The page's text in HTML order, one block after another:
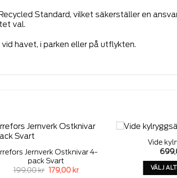
Standard, vilket säkerställer en
val.
havet, i parken eller på utflykten.
Add to
wishlist
Jernverk Ostknivar 4-
pack Svart
199,00kr Det
ursprungliga
179,00 krDet
Vide
VÄLJ